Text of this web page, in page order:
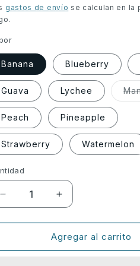
oferta
gastos de envío se calculan en la
Banana Blueberry
Guava Lychee
Peach Pineapple
Strawberry Watermelon
Reducir
cantidad
para
Descartable
Wain
Aumentar
cantidad
para
Descartable
Wain
Agregar al carrito